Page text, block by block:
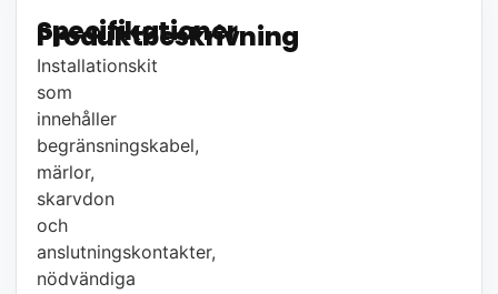
Produktbeskrivning
Installationskit
som
innehåller
begränsningskabel,
märlor,
skarvdon
och
anslutningskontakter,
nödvändiga
Specifikationer